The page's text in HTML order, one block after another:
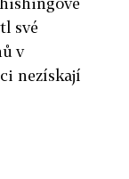
své
v
nezískají